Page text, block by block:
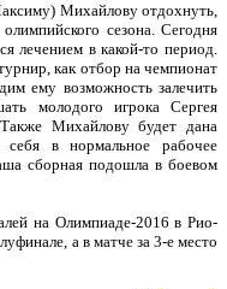
Михайлову отдохнуть,
сезона. Сегодня
лечением в какой-то период.
как отбор на чемпионат
ему возможность залечить
молодого игрока Сергея
Михайлову будет дана
себя в нормальное рабочее
сборная подошла в боевом
на Олимпиаде-2016 в Рио-
а в матче за 3-е место